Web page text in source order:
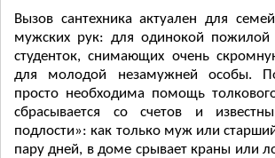
Вызов сантехника актуален для
мужских рук: для одинокой
студенток, снимающих очень
для молодой незамужней особы.
просто необходима помощь
сбрасывается со счетов и
подлости»: как только муж или
пару дней, в доме срывает краны или